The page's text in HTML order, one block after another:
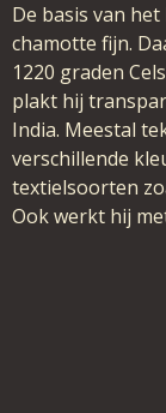
De basis van
chamotte fijn.
1220 graden
plakt hij
India. Meestal
verschillende
textielsoorten
Ook werkt hij